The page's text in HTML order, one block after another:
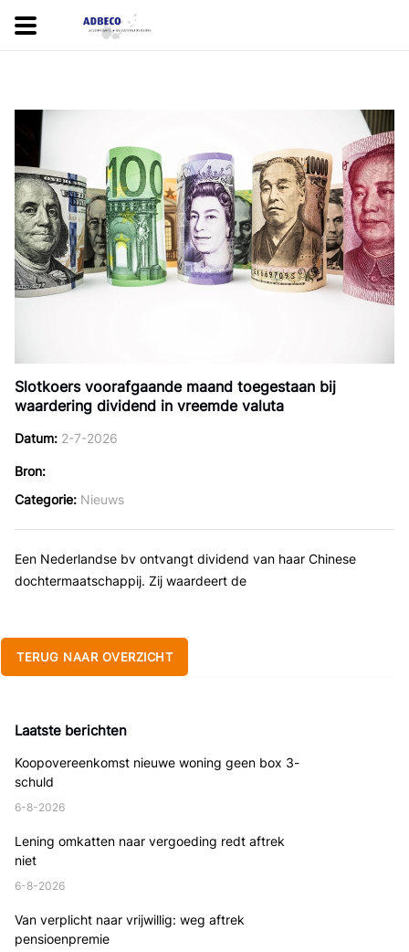
Slotkoers voorafgaande maand toegestaan bij
waardering dividend in vreemde valuta
Datum 2-7-2026
Bron
Categorie Nieuws
Een Nederlandse bv ontvangt dividend van haar Chinese
dochtermaatschappij. Zij waardeert de
TERUG NAAR OVERZICHT
Laatste berichten
Koopovereenkomst nieuwe woning geen box 3-
schuld
6-8-2026
Lening omkatten naar vergoeding redt aftrek
niet
6-8-2026
Van verplicht naar vrijwillig: weg aftrek
pensioenpremie